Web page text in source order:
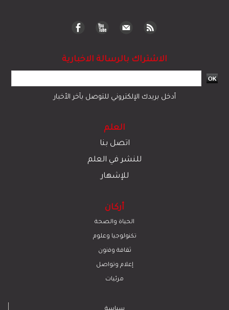
الاشتراك بالرسالة الاخبارية
أدخل بريدك الإلكتروني للتوصل بآخر الأخبار
العلم
اتصل بنا
للنشر في العلم
للإشهار
أركان
الحياة والصحة
تكنولوجيا وعلوم
ﺛﻘﺎﻓﺔ وﻓﻧون
إعلام وتواصل
مرئيات